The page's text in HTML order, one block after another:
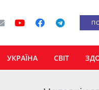
УКРАЇНА СВІТ